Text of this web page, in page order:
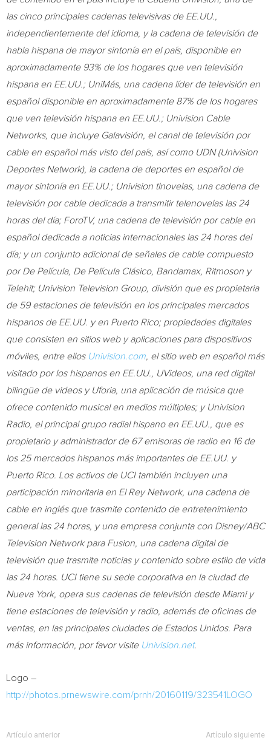
las cinco principales cadenas televisivas de EE.UU.,
independientemente del idioma, y la cadena de televisión de
habla hispana de mayor sintonía en el país, disponible en
aproximadamente 93% de los hogares que ven televisión
hispana en EE.UU.; UniMás, una cadena líder de televisión en
español disponible en aproximadamente 87% de los hogares
que ven televisión hispana en EE.UU.; Univision Cable
Networks, que incluye Galavisión, el canal de televisión por
cable en español más visto del país, así como UDN (Univision
Deportes Network), la cadena de deportes en español de
mayor sintonía en EE.UU.; Univision tlnovelas, una cadena de
televisión por cable dedicada a transmitir telenovelas las 24
horas del día; ForoTV, una cadena de televisión por cable en
español dedicada a noticias internacionales las 24 horas del
día; y un conjunto adicional de señales de cable compuesto
por De Película, De Película Clásico, Bandamax, Ritmoson y
Telehit; Univision Television Group, división que es propietaria
de 59 estaciones de televisión en los principales mercados
hispanos de EE.UU. y en Puerto Rico; propiedades digitales
que consisten en sitios web y aplicaciones para dispositivos
móviles, entre ellos Univision.com , el sitio web en español más
visitado por los hispanos en EE.UU., UVideos, una red digital
bilingüe de videos y Uforia, una aplicación de música que
ofrece contenido musical en medios múltiples; y Univision
Radio, el principal grupo radial hispano en EE.UU., que es
propietario y administrador de 67 emisoras de radio en 16 de
los 25 mercados hispanos más importantes de EE.UU. y
Puerto Rico. Los activos de UCI también incluyen una
participación minoritaria en El Rey Network, una cadena de
cable en inglés que trasmite contenido de entretenimiento
general las 24 horas, y una empresa conjunta con Disney/ABC
Television Network para Fusion, una cadena digital de
televisión que trasmite noticias y contenido sobre estilo de vida
las 24 horas. UCI tiene su sede corporativa en la ciudad de
Nueva York, opera sus cadenas de televisión desde Miamiy
tiene estaciones de televisión y radio, además de oficinas de
ventas, en las principales ciudades de Estados Unidos. Para
más información , por favor visite Univision.net.
Logo –
http://photos.prnewswire.com/prnh/20160119/323541LOGO
Artículo anterior Artículo siguiente